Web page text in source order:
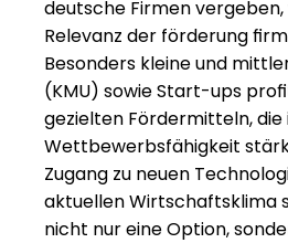
deutsche Firmen vergeben,
Relevanz der förderung
Besonders kleine und
(KMU) sowie Start-ups
gezielten Fördermitteln, die
Wettbewerbsfähigkeit
Zugang zu neuen
aktuellen Wirtschaftsklima
nicht nur eine Option,